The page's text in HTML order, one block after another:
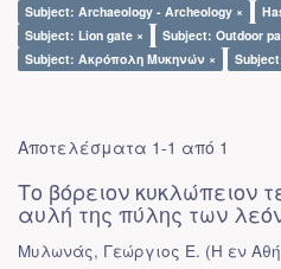
Subject: Archaeology - Archeology ×
Subject: Lion gate ×
Subject: Outdoor
Subject: Ακρόπολη Μυκηνών ×
Αποτελέσματα 1-1 από 1
Το βόρειον κυκλώπειον
αυλή της πύλης των
Μυλωνάς, Γεώργιος Ε. (Η εν